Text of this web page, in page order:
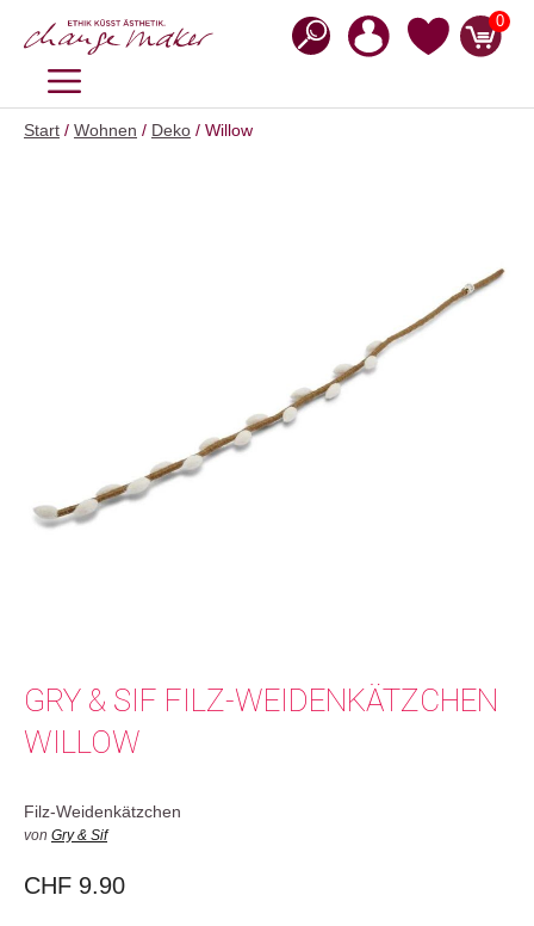
Inhalt
0
MENÜ
Start / Wohnen / Deko / Willow
GRY & SIF FILZ-WEIDENKÄTZCHEN
WILLOW
Filz-Weidenkätzchen
von Gry & Sif
CHF 9.90